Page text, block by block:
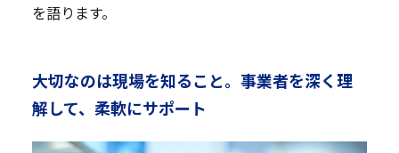
を語ります。
大切なのは現場を知ること。事業者を深く理
解して、柔軟にサポート